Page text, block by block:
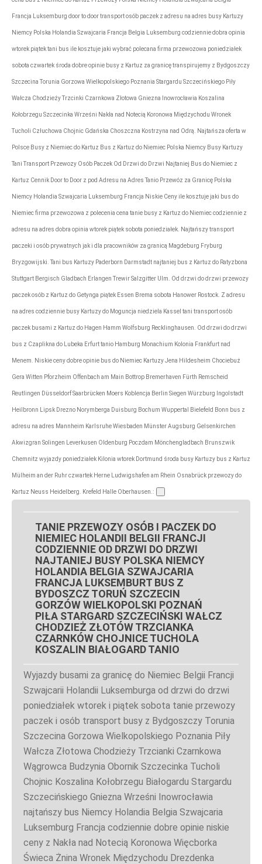
Francja Luksemburg door to door transport osób paczek z adresu na adres busy Kartuzy
Niemcy Polska Holandia Szwajcaria Francja Belgia Luksemburg codziennie dobra opinia
wtorek piątek tani bus ile kosztuje jaki wybrać polecana firma przewozowa poniedziałek
sobota czwartek środa dobre opinie busy z Kartuz za granicę transpirujemy z Bydgoszczy
Szczecina Torunia Gorzowa Wielkopolskiego Poznania Stargardu Szczecińskiego Piły
Wałcza Chodzieży Trzcinki Czarnkowa Złotowa Gniezna Inowrocławia Koszalina
Kołobrzegu Szczecinka Wrześni Nakła nad Notecią Koronowa Międzychodu Wronek
Tucholi Człuchowa Chojnic Gdańska Choszczna Kostrzyna nad Odrą. Najtańsza oferta w
Polsce Busy z Niemiec do Kartuz Bus z Kartuz do Niemiec Polska Niemcy Busy Kartuzy
Tani Transport Przewozy Osób Paczek Od Drzwi do Drzwi Najtaniej Bus do Niemiec z
Kartuz Cennik Door to Door z pod Adresu na Adres Tanio Przewóz za Granicę Polska
Niemcy Holandia Szwajcaria Luksemburg Francja Niskie Ceny ile kosztuje jaki bus do
Niemiec firma przewozowa z polecenia cena tanie busy z Kartuz do Niemiec codziennie z
adresu na adres dobra opinia wtorek piątek sobota poniedziałek. Najtańszy transport
paczeki i osób prywatnych jak i dla pracowników za granicą Magdeburg Fryburg
Bryzgowijski. Tani bus Kartuzy Paderborn Darmstadt najtaniej bus z Kartuz do Ratyzbona
Stuttgart Bergisch Gladbach Erlangen Trewir Salzgitter Ulm. Od drzwi do drzwi przewozy
paczek osób z Kartuz do Getynga piątek Essen Brema sobota Hanower Rostock. Z adresu
na adres codziennie busy Kartuzy do Moguncja niedziela Kassel tani transport osób
paczek busami z Kartuz do Hagen Hamm Wolfsburg Recklinghausen. Od drzwi do drzwi
bus z Czaplikna do Lubeka Erfurt tanio Hamburg Monachium Kolonia Frankfurt nad
Menem. Niskie ceny dobre opinie bus do Niemiec Kartuzy Jena Hildesheim Chociebuż
Gera Witten Pforzheim Offenbach am Main Bottrop Bremerhaven Fürth Remscheid
Reutlingen Düsseldorf Saarbrücken Moers Koblencja Berlin Siegen Würzburg Ingolstadt
Heilbronn Lipsk Drezno Norymberga Duisburg Bochum Wuppertal Bielefeld Bonn bus z
adresu na adres Mannheim Karlsruhe Wiesbaden Münster Augsburg Gelsenkirchen
Akwizgran Solingen Leverkusen Oldenburg Poczdam Mönchengladbach Brunszwik
Chemnitz wyjazdy poniedziałek Kilonia wtorek Dortmund środa busy Kartuzy bus z Kartuz
Mülheim an der Ruhr czwartek Herne Ludwigshafen am Rhein Osnabrück przewozy do
Kartuz Neuss Heidelberg. Krefeld Halle Oberhausen.:
TANIE PRZEWOZY OSÓB I PACZEK DO
NIEMIEC HOLANDII BELGII FRANCJI
CODZIENNIE OD DRZWI DO DRZWI
NAJTANIEJ BUSY POLSKA NIEMCY
HOLANDIA BELGIA SZWAJCARIA
FRANCJA LUKSEMBURT BUS Z
BYDOSZCZ TORUŃ SZCZECIN
GORZÓW WIELKOPOLSKI POZNAŃ
PIŁA STARGARD SZCZECIŃSKI WAŁCZ
CHODZIEŻ ZŁOTÓW TRZCIANKA
CZARNKÓW CHOJNICE TUCHOLA
KOSZALIN BIAŁOGARD TANIO
Wyjazdy busami za granicę do Niemiec Belgii Francji
Szwajcarii Holandii Luksemburga od drzwi do drzwi
poniedziałek wtorek i piątek sobota tanie przewozy
paczek i osób transport busy z Bydgoszczy Torunia
Szczecina Gorzowa Wielkopolskiego Poznania Piły
Wałcza Złotowa Chodzieży Trzcianki Czarnkowa
Wągrowca Budzynia Obornik Szczecinka Tucholi
Chojnic Koszalina Kołobrzegu Białogardu Stargardu
Szczecińskiego Gniezna Wrześni Inowrocławia
najtańszy bus Niemcy Holandia Belgia Szwajcaria
Luksemburg Francja codziennie dobre opinie niskie
ceny z Nakła nad Notecią Koronowa Więcborka
Świeca Żnina Wronek Międzychodu Drezdenka